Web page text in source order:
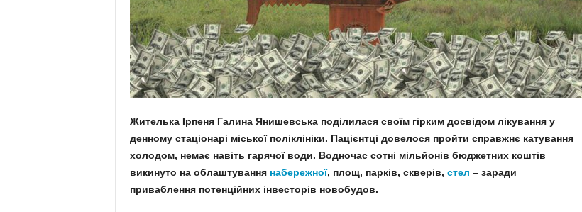
Жителька Ірпеня Галина Янишевська поділилася своїм гірким досвідом лікування у
денному стаціонарі міської поліклініки. Пацієнтці довелося пройти справжнє катування
холодом, немає навіть гарячої води. Водночас сотні мільйонів бюджетних коштів
викинуто на облаштування набережної, площ, парків, скверів, стел – заради
приваблення потенційних інвесторів новобудов.